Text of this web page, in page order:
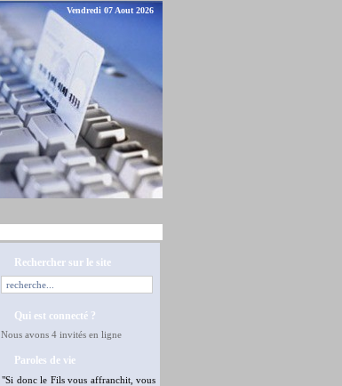
Vendredi 07 Aout 2026
Rechercher sur le site
Qui est connecté ?
Nous avons 4 invités en ligne
Paroles de vie
"Si donc le Fils vous affranchit, vous